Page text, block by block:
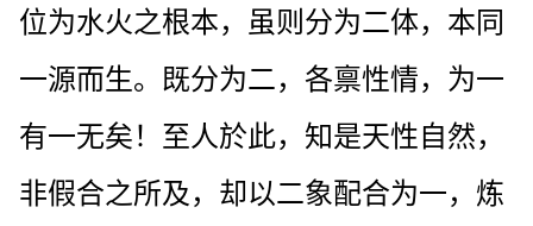
位为水火之根本，虽则分为二体，本同
一源而生。既分为二，各禀性情，为一
有一无矣！至人於此，知是天性自然，
非假合之所及，却以二象配合为一，炼